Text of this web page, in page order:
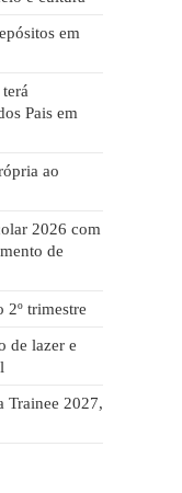
em
Pais em
ao
2026 com
de
2º trimestre
de lazer e
Trainee 2027,